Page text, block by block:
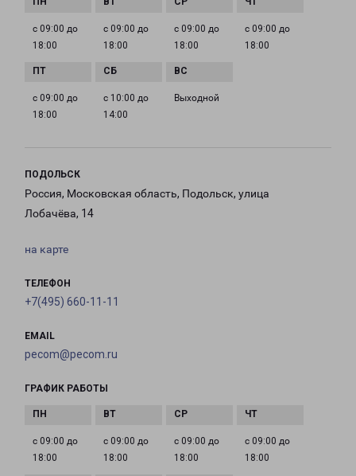
с 09:00 до
18:00
с 09:00 до
18:00
с 09:00 до
18:00
с 09:00 до
18:00
с 09:00 до
18:00
с 10:00 до
14:00
Выходной
ПОДОЛЬСК
Россия, Московская область, Подольск, улица
Лобачёва, 14
на карте
ТЕЛЕФОН
+7(495) 660-11-11
EMAIL
pecom@pecom.ru
ГРАФИК РАБОТЫ
с 09:00 до
18:00
с 09:00 до
18:00
с 09:00 до
18:00
с 09:00 до
18:00